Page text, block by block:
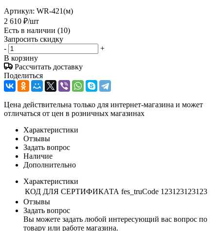
Артикул: WR-421(м)
2 610 ₽/шт
Есть в наличии (10)
Запросить скидку
-
+
В корзину
Рассчитать доставку
Поделиться
Цена действительна только для интернет-магазина и может
отличаться от цен в розничных магазинах
Характеристики
Отзывы
Задать вопрос
Наличие
Дополнительно
Характеристики
КОД ДЛЯ СЕРТИФИКАТА fes_truCode 123123123123
Отзывы
Задать вопрос
Вы можете задать любой интересующий вас вопрос по
товару или работе магазина.